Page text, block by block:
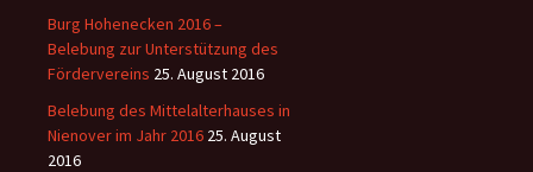
Burg Hohenecken 2016 –
Belebung zur Unterstützung des
Fördervereins 25. August 2016
Belebung des Mittelalterhauses in
Nienover im Jahr 2016 25. August
2016